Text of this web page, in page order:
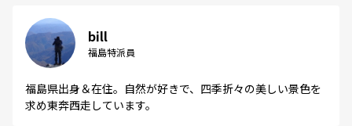
bill
福島特派員
福島県出身＆在住。自然が好きで、四季折々の美しい景色を
求め東奔西走しています。